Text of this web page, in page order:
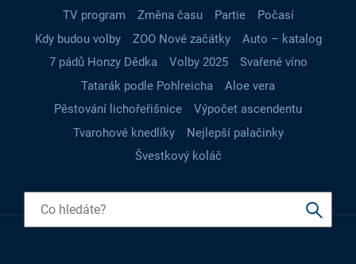
TV program
Změna času Partie
Počasí
Kdy budou volby
ZOO Nové začátky
Auto – katalog
7 pádů Honzy Dědka
Volby 2025
Svařené víno
Tatarák podle Pohlreicha
Aloe vera
Pěstování lichořeřišnice
Výpočet ascendentu
Tvarohové knedlíky
Nejlepší palačinky
Švestkový koláč